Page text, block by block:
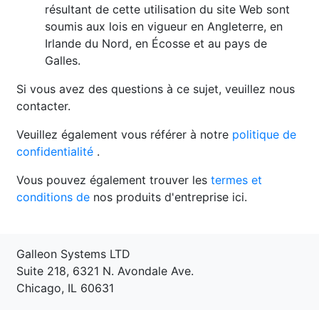
résultant de cette utilisation du site Web sont
soumis aux lois en vigueur en Angleterre, en
Irlande du Nord, en Écosse et au pays de
Galles.
Si vous avez des questions à ce sujet, veuillez nous
contacter.
Veuillez également vous référer à notre politique de
confidentialité .
Vous pouvez également trouver les termes et
conditions de nos produits d'entreprise ici.
Galleon Systems LTD
Suite 218, 6321 N. Avondale Ave.
Chicago, IL 60631